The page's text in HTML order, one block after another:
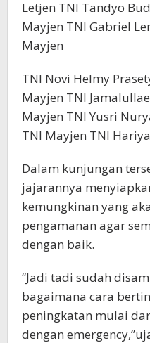
Letjen TNI Tandyo
Mayjen TNI Gabriel
Mayjen
TNI Novi Helmy
Mayjen TNI
Mayjen TNI Yusri
TNI Mayjen TNI
Dalam kunjungan
jajarannya
kemungkinan yang
pengamanan agar
dengan baik.
“Jadi tadi sudah
bagaimana cara
peningkatan mulai
dengan